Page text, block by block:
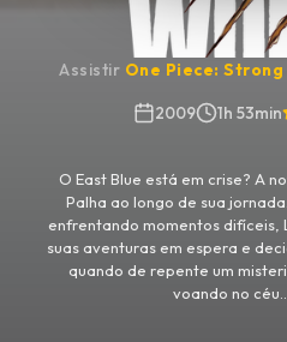
Assistir One Piece:
2009
1h 53min
O East Blue está em crise? A
Palha ao longo de sua
enfrentando momentos difíceis,
suas aventuras em espera e
quando de repente um
voando no céu....